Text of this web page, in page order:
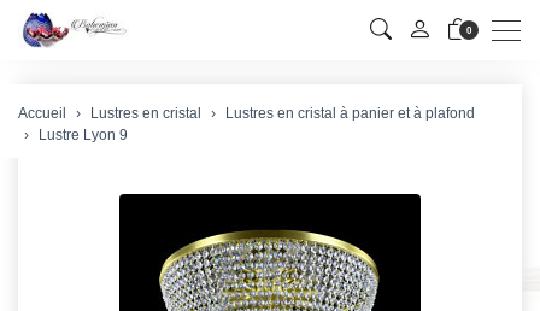
0
Accueil Lustres en cristal
Lustres en cristal à panier et à plafond
Lustre Lyon 9